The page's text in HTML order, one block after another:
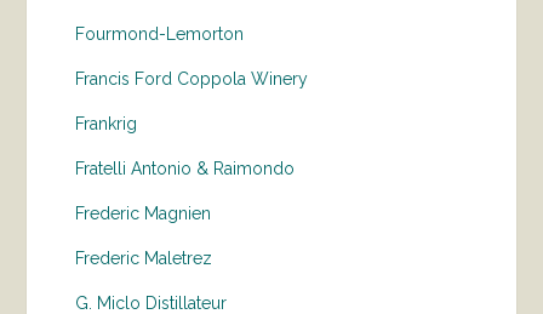
Fourmond-Lemorton
Francis Ford Coppola Winery
Frankrig
Fratelli Antonio & Raimondo
Frederic Magnien
Frederic Maletrez
G. Miclo Distillateur